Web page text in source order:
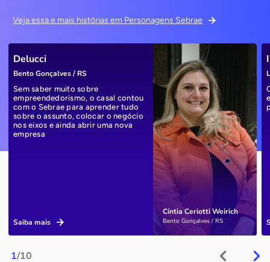
Veja essa e mais histórias em Personagens Sebrae
1/10
Cíntia Ceriotti Weirich
Bento Gonçalves / RS
Delucci
Bento Gonçalves / RS
Sem saber muito sobre
empreendedorismo, o casal contou
com o Sebrae para aprender tudo
sobre o assunto, colocar o negócio
nos eixos e ainda abrir uma nova
empresa
Saiba mais